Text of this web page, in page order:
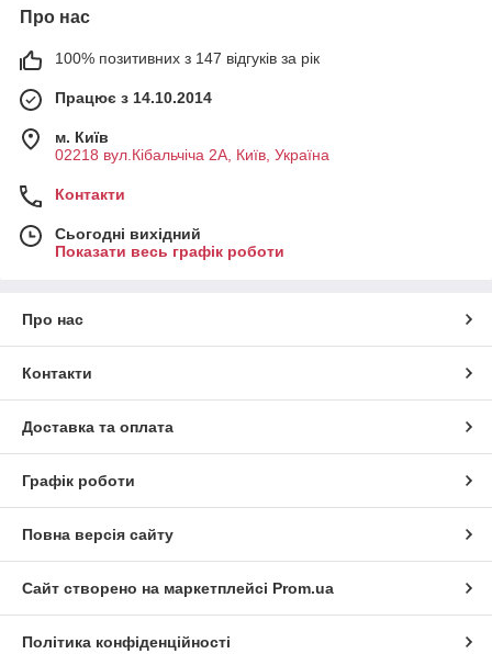
Про нас
100% позитивних з 147 відгуків за рік
Працює з 14.10.2014
м. Київ
02218 вул.Кібальчіча 2А, Київ, Україна
Контакти
Сьогодні вихідний
Показати весь графік роботи
Про нас
Контакти
Доставка та оплата
Графік роботи
Повна версія сайту
Сайт створено на маркетплейсі Prom.ua
Політика конфіденційності